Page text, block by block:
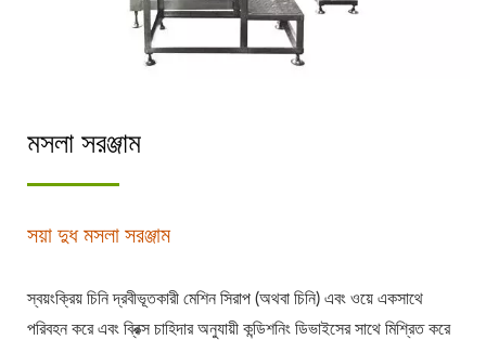
মসলা সরঞ্জাম
সয়া দুধ মসলা সরঞ্জাম
স্বয়ংক্রিয় চিনি দ্রবীভূতকারী মেশিন সিরাপ (অথবা চিনি) এবং ওয়ে একসাথে
পরিবহন করে এবং ব্রিক্স চাহিদার অনুযায়ী কন্ডিশনিং ডিভাইসের সাথে মিশ্রিত করে